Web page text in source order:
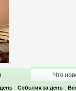
Что
События за день